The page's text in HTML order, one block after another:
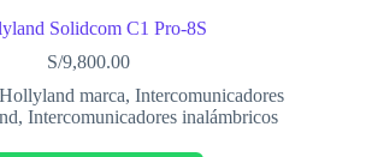
Solidcom C1 Pro-8S
S/9,800.00
Hollyland marca, Intercomunicadores
, Intercomunicadores inalámbricos